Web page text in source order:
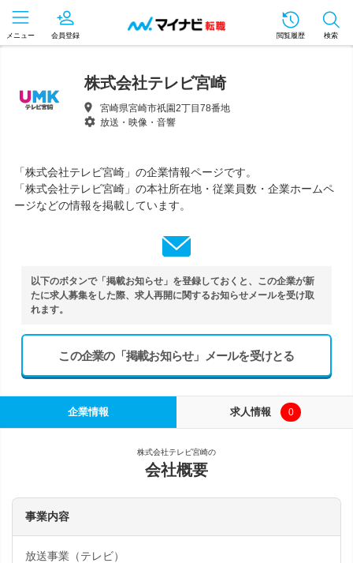
メニュー 会員登録 閲覧履歴 検索
株式会社テレビ宮崎
宮崎県宮崎市祇園2丁目78番地
放送・映像・音響
「株式会社テレビ宮崎」の企業情報ページです。
「株式会社テレビ宮崎」の本社所在地・従業員数・企業ホームペ
ージなどの情報を掲載しています。
以下のボタンで「掲載お知らせ」を登録しておくと、この企業が新
たに求人募集をした際、求人再開に関するお知らせメールを受け取
れます。
この企業の「掲載お知らせ」メールを受けとる
企業情報 求人情報 0
株式会社テレビ宮崎の
会社概要
事業内容
放送事業（テレビ）